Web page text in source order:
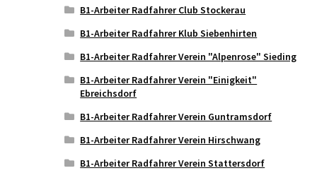
B1-Arbeiter Radfahrer Club Stockerau
B1-Arbeiter Radfahrer Klub Siebenhirten
B1-Arbeiter Radfahrer Verein "Alpenrose" Sieding
B1-Arbeiter Radfahrer Verein "Einigkeit"
Ebreichsdorf
B1-Arbeiter Radfahrer Verein Guntramsdorf
B1-Arbeiter Radfahrer Verein Hirschwang
B1-Arbeiter Radfahrer Verein Stattersdorf